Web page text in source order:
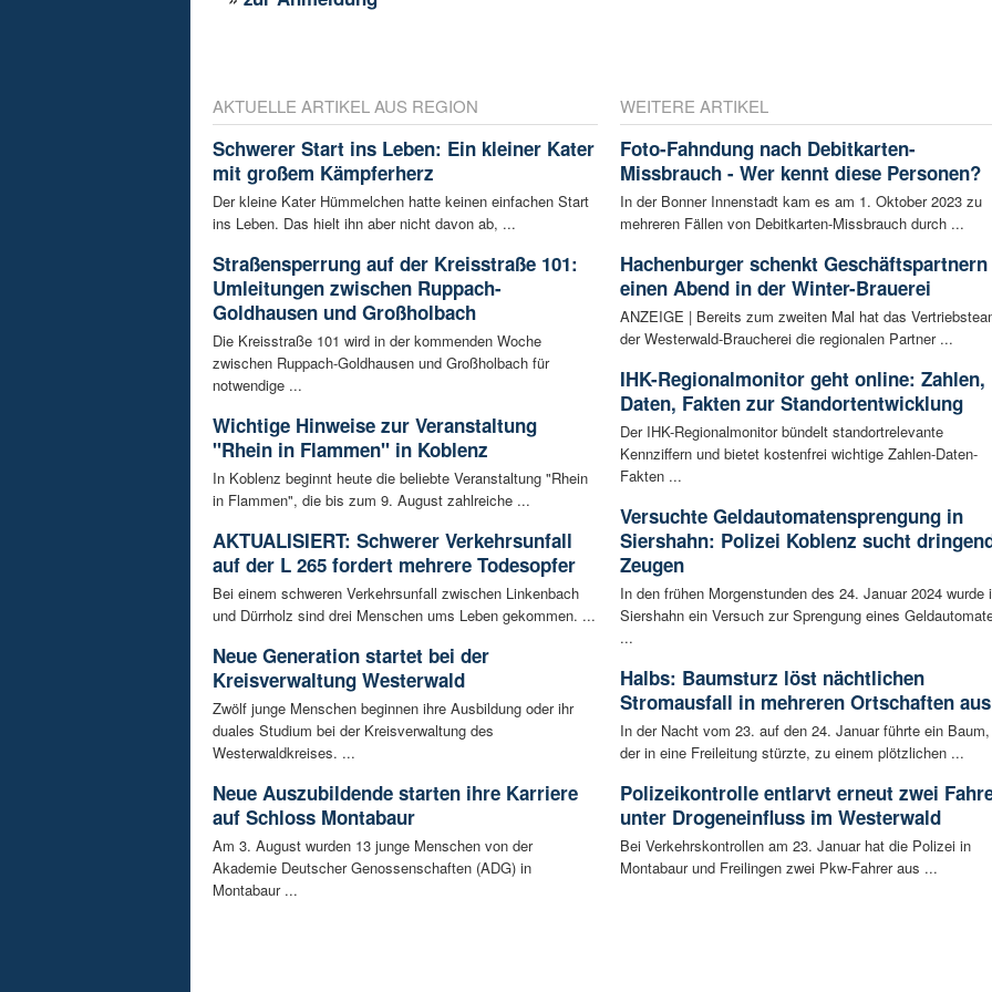
AKTUELLE ARTIKEL AUS REGION
Schwerer Start ins Leben: Ein kleiner Kater
mit großem Kämpferherz
Der kleine Kater Hümmelchen hatte keinen einfachen Start
ins Leben. Das hielt ihn aber nicht davon ab, ...
Straßensperrung auf der Kreisstraße 101:
Umleitungen zwischen Ruppach-
Goldhausen und Großholbach
Die Kreisstraße 101 wird in der kommenden Woche
zwischen Ruppach-Goldhausen und Großholbach für
notwendige ...
Wichtige Hinweise zur Veranstaltung
"Rhein in Flammen" in Koblenz
In Koblenz beginnt heute die beliebte Veranstaltung "Rhein
in Flammen", die bis zum 9. August zahlreiche ...
AKTUALISIERT: Schwerer Verkehrsunfall
auf der L 265 fordert mehrere Todesopfer
Bei einem schweren Verkehrsunfall zwischen Linkenbach
und Dürrholz sind drei Menschen ums Leben gekommen. ...
Neue Generation startet bei der
Kreisverwaltung Westerwald
Zwölf junge Menschen beginnen ihre Ausbildung oder ihr
duales Studium bei der Kreisverwaltung des
Westerwaldkreises. ...
Neue Auszubildende starten ihre Karriere
auf Schloss Montabaur
Am 3. August wurden 13 junge Menschen von der
Akademie Deutscher Genossenschaften (ADG) in
Montabaur ...
WEITERE ARTIKEL
Foto-Fahndung nach Debitkarten-
Missbrauch - Wer kennt diese Personen?
In der Bonner Innenstadt kam es am 1. Oktober 2023 zu
mehreren Fällen von Debitkarten-Missbrauch durch ...
Hachenburger schenkt Geschäftspartnern
einen Abend in der Winter-Brauerei
ANZEIGE | Bereits zum zweiten Mal hat das
der Westerwald-Braucherei die regionalen Partner ...
IHK-Regionalmonitor geht online: Zahlen,
Daten, Fakten zur Standortentwicklung
Der IHK-Regionalmonitor bündelt standortrelevante
Kennziffern und bietet kostenfrei wichtige Zahlen-Daten-
Fakten ...
Versuchte Geldautomatensprengung in
Siershahn: Polizei Koblenz sucht
Zeugen
In den frühen Morgenstunden des 24. Januar 2024 wurde
Siershahn ein Versuch zur Sprengung eines
...
Halbs: Baumsturz löst nächtlichen
Stromausfall in mehreren Ortschaften aus
In der Nacht vom 23. auf den 24. Januar führte ein Baum,
der in eine Freileitung stürzte, zu einem plötzlichen ...
Polizeikontrolle entlarvt erneut zwei
unter Drogeneinfluss im Westerwald
Bei Verkehrskontrollen am 23. Januar hat die Polizei in
Montabaur und Freilingen zwei Pkw-Fahrer aus ...